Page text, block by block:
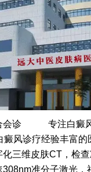
会诊
专注白癜
癜风诊疗经验丰富的
化三维皮肤CT，检
308nm准分子激光，